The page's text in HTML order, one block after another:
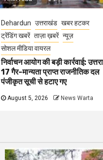
Dehardun उत्तराखंड खबर हटकर
ट्रेंडिंग खबरें ताज़ा ख़बरें न्यूज़
सोशल मीडिया वायरल
निर्वाचन आयोग की बड़ी कार्रवाई:
17 गैर-मान्यता प्राप्त राजनीतिक दल
पंजीकृत सूची से हटाए गए
August 5, 2026 News Warta